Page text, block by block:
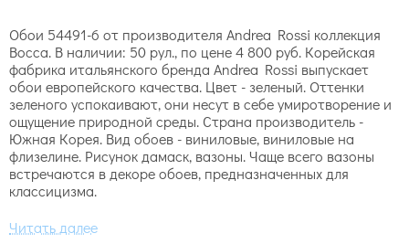
Обои 54491-6 от производителя Andrea Rossi коллекция
Bocca. В наличии: 50 рул., по цене 4 800 руб. Корейская
фабрика итальянского бренда Andrea Rossi выпускает
обои европейского качества. Цвет - зеленый. Оттенки
зеленого успокаивают, они несут в себе умиротворение и
ощущение природной среды. Страна производитель -
Южная Корея. Вид обоев - виниловые, виниловые на
флизелине. Рисунок дамаск, вазоны. Чаще всего вазоны
встречаются в декоре обоев, предназначенных для
классицизма.